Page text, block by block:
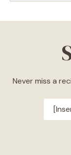
Never miss a